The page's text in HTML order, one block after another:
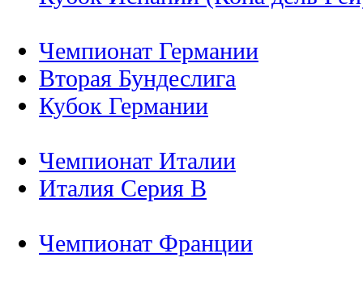
Чемпионат Германии
Вторая Бундеслига
Кубок Германии
Чемпионат Италии
Италия Серия B
Чемпионат Франции